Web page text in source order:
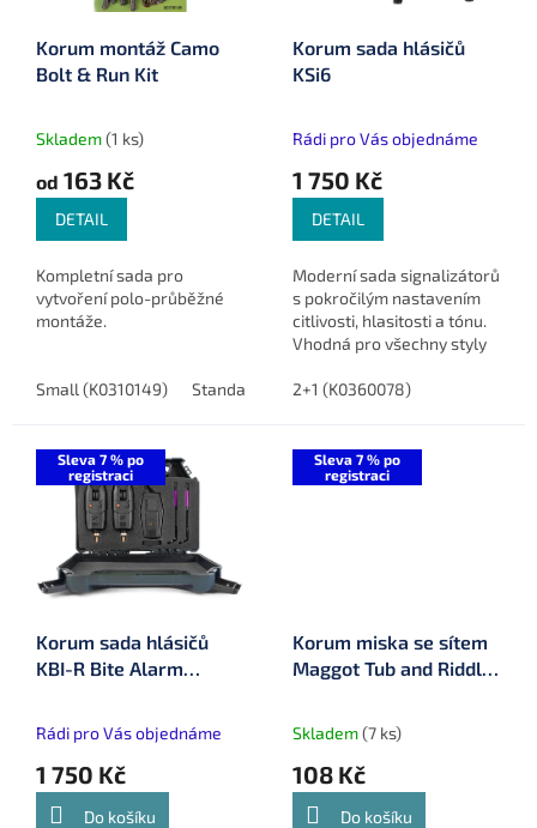
Korum montáž Camo
Bolt & Run Kit
Skladem(1 ks)
od 163 Kč
DETAIL
Kompletní sada pro
vytvoření polo-průběžné
montáže.
Small (K0310149) Standard (K0310075)
Korum sada hlásičů
KSi6
Rádi pro Vás objednáme
1 750 Kč
DETAIL
Moderní sada signalizátorů
s pokročilým nastavením
citlivosti, hlasitosti a tónu.
Vhodná pro všechny styly
a bezpečností.
2+1 (K0360078)
Sleva 7 % po
registraci
Korum sada hlásičů
KBI-R Bite Alarm
Rádi pro Vás objednáme
1 750 Kč
Do košíku
Sleva 7 % po
registraci
Korum miska se sítem
Maggot Tub and Riddle
Skladem(7 ks)
108 Kč
Do košíku